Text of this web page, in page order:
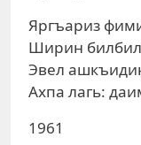
Яргъариз
Ширин
Эвел
Ахпа лагь:
1961